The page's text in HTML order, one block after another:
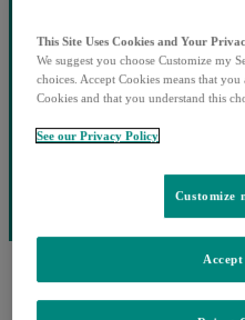
This Site Uses Cookies and Your
We suggest you choose Customize my
choices. Accept Cookies means that
Cookies and that you understand this
See our Privacy Policy
Customize